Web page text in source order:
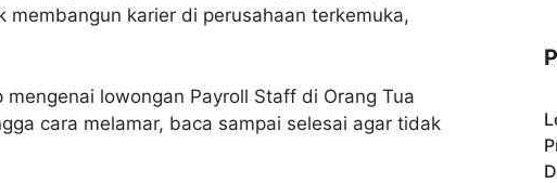
karier di perusahaan terkemuka,
lowongan Payroll Staff di Orang Tua
cara melamar, baca sampai selesai agar tidak